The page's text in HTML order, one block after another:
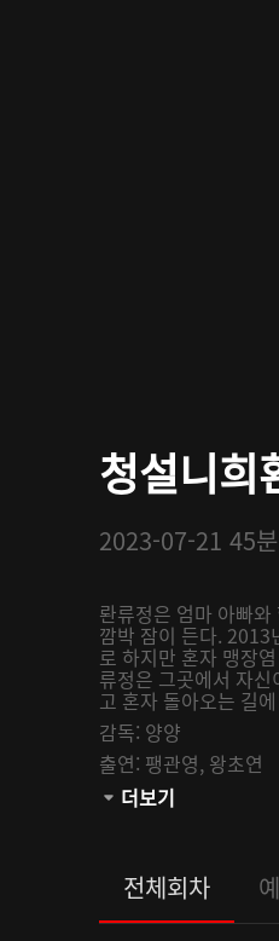
청설니희
2023-07-21 45분
롼류정은 엄마 아빠
깜박 잠이 든다. 2013
로 하지만 혼자 맹장
류정은 그곳에서 자
고 혼자 돌아오는 길
감독: 양양
출연: 팽관영, 왕초연
관람등급:
더보기
전체회차